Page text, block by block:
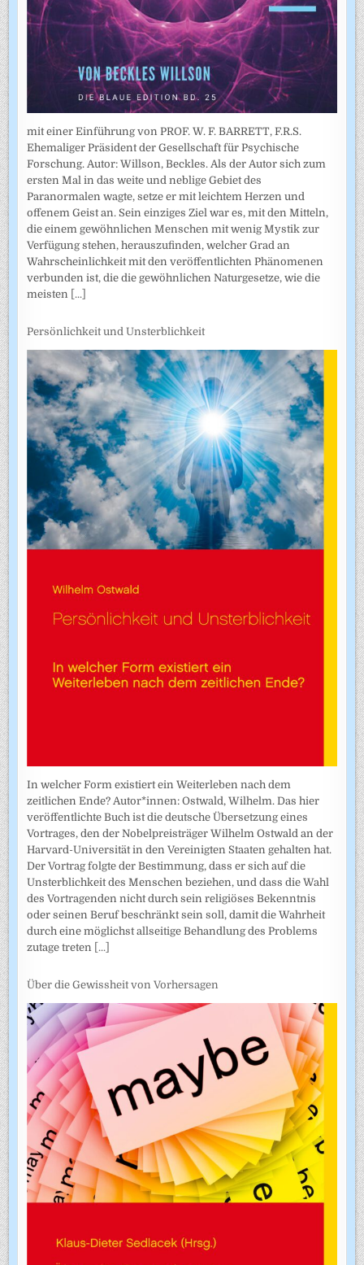
mit einer Einführung von PROF. W. F. BARRETT, F.R.S.
Ehemaliger Präsident der Gesellschaft für Psychische
Forschung. Autor: Willson, Beckles. Als der Autor sich zum
ersten Mal in das weite und neblige Gebiet des
Paranormalen wagte, setze er mit leichtem Herzen und
offenem Geist an. Sein einziges Ziel war es, mit den Mitteln,
die einem gewöhnlichen Menschen mit wenig Mystik zur
Verfügung stehen, herauszufinden, welcher Grad an
Wahrscheinlichkeit mit den veröffentlichten Phänomenen
verbunden ist, die die gewöhnlichen Naturgesetze, wie die
meisten [...]
Persönlichkeit und Unsterblichkeit
In welcher Form existiert ein Weiterleben nach dem
zeitlichen Ende? Autor*innen: Ostwald, Wilhelm. Das hier
veröffentlichte Buch ist die deutsche Übersetzung eines
Vortrages, den der Nobelpreisträger Wilhelm Ostwald an der
Harvard-Universität in den Vereinigten Staaten gehalten hat.
Der Vortrag folgte der Bestimmung, dass er sich auf die
Unsterblichkeit des Menschen beziehen, und dass die Wahl
des Vortragenden nicht durch sein religiöses Bekenntnis
oder seinen Beruf beschränkt sein soll, damit die Wahrheit
durch eine möglichst allseitige Behandlung des Problems
zutage treten [...]
Über die Gewissheit von Vorhersagen